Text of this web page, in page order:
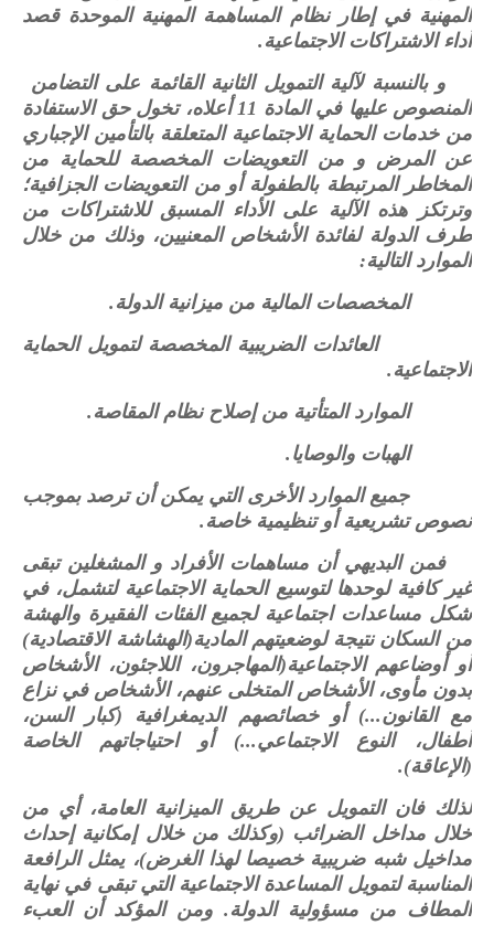
المهنية في إطار نظام المساهمة المهنية الموحدة قصد
أداء الاشتراكات الاجتماعية.
و بالنسبة لآلية التمويل الثانية القائمة على التضامن
المنصوص عليها في المادة 11 أعلاه، تخول حق الاستفادة
من خدمات الحماية الاجتماعية المتعلقة بالتأمين الإجباري
عن المرض و من التعويضات المخصصة للحماية من
المخاطر المرتبطة بالطفولة أو من التعويضات الجزافية؛
وترتكز هذه الآلية على الأداء المسبق للاشتراكات من
طرف الدولة لفائدة الأشخاص المعنيين، وذلك من خلال
الموارد التالية:
المخصصات المالية من ميزانية الدولة.
العائدات الضريبية المخصصة لتمويل الحماية
الاجتماعية.
الموارد المتأتية من إصلاح نظام المقاصة.
الهبات والوصايا.
جميع الموارد الأخرى التي يمكن أن ترصد بموجب
نصوص تشريعية أو تنظيمية خاصة.
فمن البديهي أن مساهمات الأفراد و المشغلين تبقى
غير كافية لوحدها لتوسيع الحماية الاجتماعية لتشمل، في
شكل مساعدات اجتماعية لجميع الفئات الفقيرة والهشة
من السكان نتيجة لوضعيتهم المادية(الهشاشة الاقتصادية)
أو أوضاعهم الاجتماعية(المهاجرون، اللاجئون، الأشخاص
بدون مأوى، الأشخاص المتخلى عنهم، الأشخاص في نزاع
مع القانون...) أو خصائصهم الديمغرافية (كبار السن،
أطفال، النوع الاجتماعي...) أو احتياجاتهم الخاصة
(الإعاقة).
لذلك فان التمويل عن طريق الميزانية العامة، أي من
خلال مداخل الضرائب (وكذلك من خلال إمكانية إحداث
مداخيل شبه ضريبية خصيصا لهذا الغرض)، يمثل الرافعة
المناسبة لتمويل المساعدة الاجتماعية التي تبقى في نهاية
المطاف من مسؤولية الدولة. ومن المؤكد أن العبء